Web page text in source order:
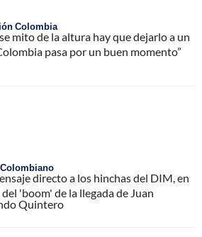
Colombia
mito de la altura hay que dejarlo a un
pasa por un buen momento”
directo a los hinchas del DIM, en
'boom' de la llegada de Juan
Quintero